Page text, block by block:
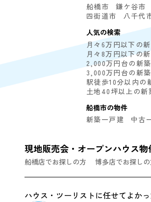
船橋市
鎌ケ谷市
四街道市
八千代
人気の検索
月々6万円以下の
月々8万円以下の
2,000万円台の新
3,000万円台の新
駅徒歩10分以内の
土地40坪以上の新
船橋市の物件
新築一戸建
中古
現地販売会・オープンハウス物
船橋店でお探しの方 博多店でお探し
ハウス・ツーリストに任せてよかっ